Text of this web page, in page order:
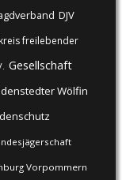
DJV
freilebender
Gesellschaft
Wölfin
Vorpommern